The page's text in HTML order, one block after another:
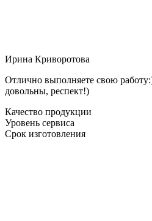
Ирина Криворотова
Отлично выполняете свою
довольны, респект!)
Качество продукции
Уровень сервиса
Срок изготовления